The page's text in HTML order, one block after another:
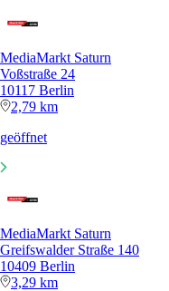
MediaMarkt Saturn
Voßstraße 24
10117 Berlin
2,79 km
geöffnet
MediaMarkt Saturn
Greifswalder Straße 140
10409 Berlin
3,29 km